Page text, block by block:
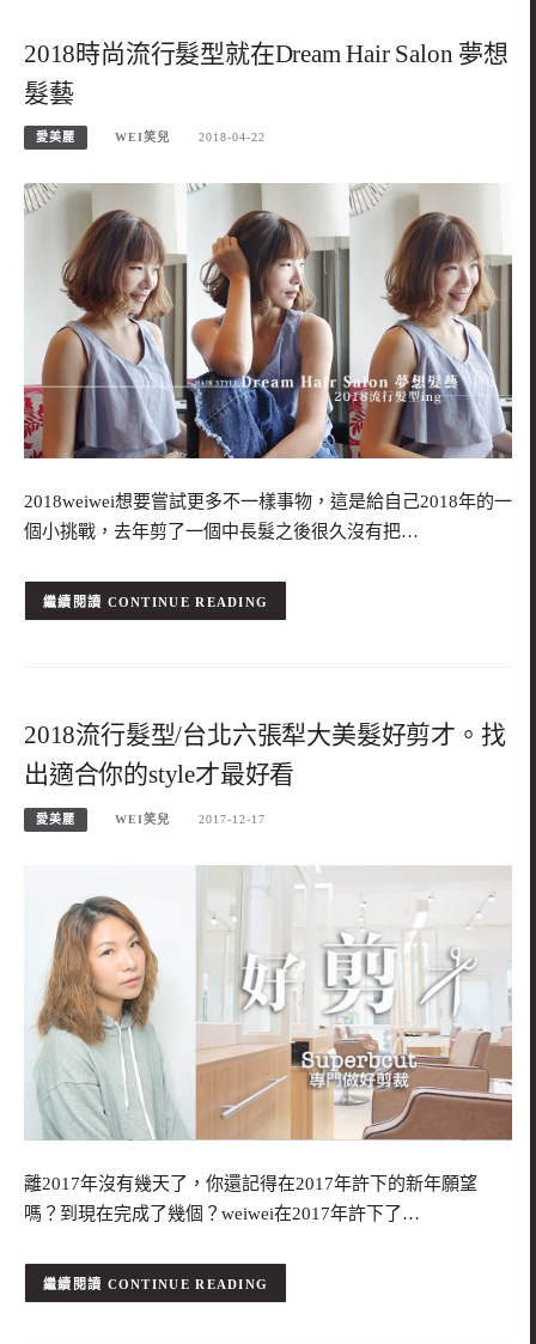
2018時尚流行髮型就在Dream Hair Salon 夢想
髮藝
愛美麗 WEI笑兒 2018-04-22
2018weiwei想要嘗試更多不一樣事物，這是給自己2018年的一
個小挑戰，去年剪了一個中長髮之後很久沒有把…
CONTINUE READING
2018流行髮型/台北六張犁大美髮好剪才。找
出適合你的style才最好看
愛美麗 WEI笑兒 2017-12-17
離2017年沒有幾天了，你還記得在2017年許下的新年願望
嗎？到現在完成了幾個？weiwei在2017年許下了…
CONTINUE READING